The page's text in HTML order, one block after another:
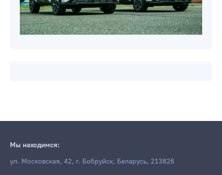
Мы находимся:
ул. Московская, 42, г. Бобруйск, Беларусь, 213826